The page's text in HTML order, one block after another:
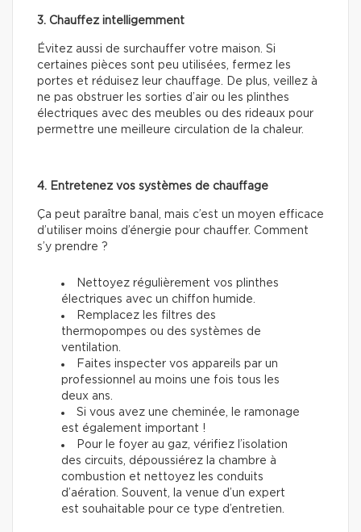
3. Chauffez intelligemment
Évitez aussi de surchauffer votre maison. Si
certaines pièces sont peu utilisées, fermez les
portes et réduisez leur chauffage. De plus, veillez à
ne pas obstruer les sorties d’air ou les plinthes
électriques avec des meubles ou des rideaux pour
permettre une meilleure circulation de la chaleur.
4. Entretenez vos systèmes de chauffage
Ça peut paraître banal, mais c’est un moyen efficace
d’utiliser moins d’énergie pour chauffer. Comment
s’y prendre ?
Nettoyez régulièrement vos plinthes
électriques avec un chiffon humide.
Remplacez les filtres des
thermopompes ou des systèmes de
ventilation.
Faites inspecter vos appareils par un
professionnel au moins une fois tous les
deux ans.
Si vous avez une cheminée, le ramonage
est également important !
Pour le foyer au gaz, vérifiez l’isolation
des circuits, dépoussiérez la chambre à
combustion et nettoyez les conduits
d’aération. Souvent, la venue d’un expert
est souhaitable pour ce type d’entretien.